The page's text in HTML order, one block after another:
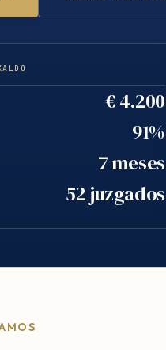
€ 4.200
91%
7 meses
52 juzgados